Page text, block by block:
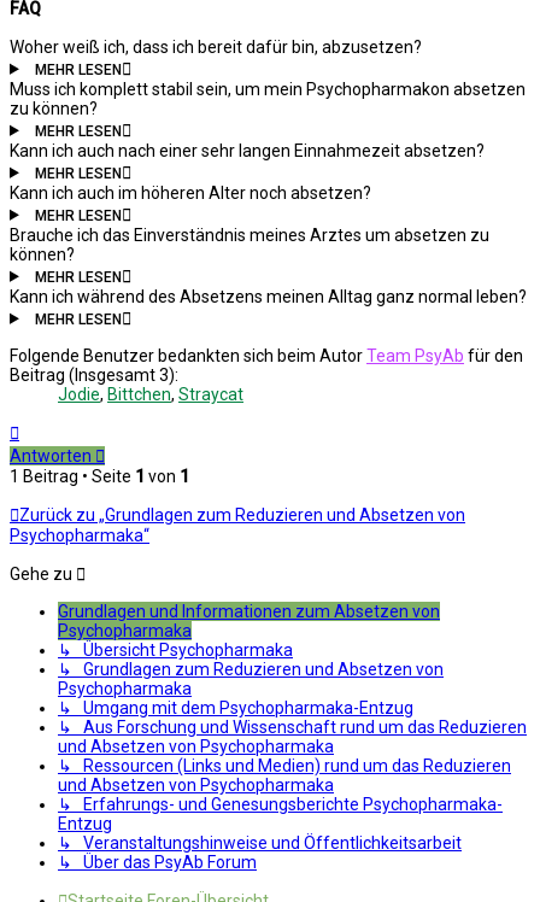
FAQ
Woher weiß ich, dass ich bereit dafür bin, abzusetzen?
MEHR LESEN
Muss ich komplett stabil sein, um mein Psychopharmakon absetzen
zu können?
MEHR LESEN
Kann ich auch nach einer sehr langen Einnahmezeit absetzen?
MEHR LESEN
Kann ich auch im höheren Alter noch absetzen?
MEHR LESEN
Brauche ich das Einverständnis meines Arztes um absetzen zu
können?
MEHR LESEN
Kann ich während des Absetzens meinen Alltag ganz normal leben?
MEHR LESEN
Folgende Benutzer bedankten sich beim AutorTeam PsyAb für den
Beitrag (Insgesamt 3):
Jodie, Bittchen, Straycat
oben
Antworten
1 Beitrag • Seite 1 von 1
Zurück zu „Grundlagen zum Reduzieren und Absetzen von
Psychopharmaka“
Gehe zu
Grundlagen und Informationen zum Absetzen von
Psychopharmaka
↳ Übersicht Psychopharmaka
↳ Grundlagen zum Reduzieren und Absetzen von
Psychopharmaka
↳ Umgang mit dem Psychopharmaka-Entzug
↳ Aus Forschung und Wissenschaft rund um das Reduzieren
und Absetzen von Psychopharmaka
↳ Ressourcen (Links und Medien) rund um das Reduzieren
und Absetzen von Psychopharmaka
↳ Erfahrungs- und Genesungsberichte Psychopharmaka-
Entzug
↳ Veranstaltungshinweise und Öffentlichkeitsarbeit
↳ Über das PsyAb Forum